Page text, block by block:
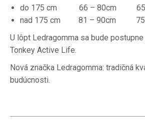
do 175 cm 66 – 80cm
nad 175 cm 81 – 90cm
U lôpt Ledragomma sa bude
Tonkey Active Life.
Nová značka Ledragomma: tradičná
budúcnosti.